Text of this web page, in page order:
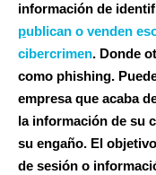
información de
publican o venden
cibercrimen. Donde
como phishing.
empresa que acaba
la información de su
su engaño. El
de sesión o